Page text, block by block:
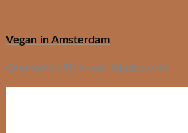
Vegan in Amsterdam
Created by Tina von Jakubowski